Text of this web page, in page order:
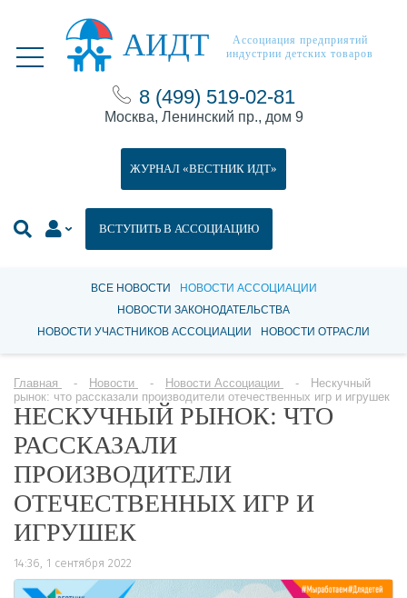
АИДТ
Ассоциация предприятий
индустрии детских товаров
8 (499) 519-02-81
Москва, Ленинский пр., дом 9
ВСТУПИТЬ В АССОЦИАЦИЮ
ЖУРНАЛ «ВЕСТНИК ИДТ»
ВСЕ НОВОСТИ
НОВОСТИ АССОЦИАЦИИ
НОВОСТИ ЗАКОНОДАТЕЛЬСТВА
НОВОСТИ УЧАСТНИКОВ АССОЦИАЦИИ
НОВОСТИ ОТРАСЛИ
Главная Новости Новости Ассоциации
Нескучный
рынок: что рассказали производители отечественных игр и игрушек
НЕСКУЧНЫЙ РЫНОК: ЧТО
РАССКАЗАЛИ
ПРОИЗВОДИТЕЛИ
ОТЕЧЕСТВЕННЫХ ИГР И
ИГРУШЕК
14:36, 1 сентября 2022